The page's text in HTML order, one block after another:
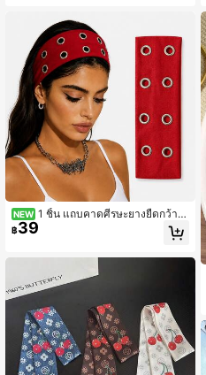
NEW 1 ชิ้น แถบคาดศีรษะยางยืดกว้างสี
แดงพร้อมตาไก่โลหะ อุปกรณ์เสริมผม
สำหรับผู้หญิง แฟชั่นและเป็นเอกลักษณ์
฿39